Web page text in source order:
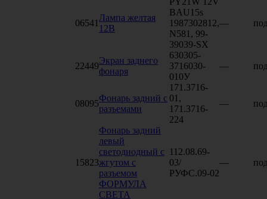
06541
Лампа желтая
12В
BAU15s
1987302812,
N581, 99-
39039-SX
—
22449
Экран заднего
фонаря
630305-
3716030-
010У
—
08095
Фонарь задний с
разъемами
171.3716-
01,
171.3716-
224
—
15823
Фонарь задний
левый
светодиодный с
жгутом с
разъемом
ФОРМУЛА
СВЕТА
112.08.69-
03/
РУФС.09-02
—